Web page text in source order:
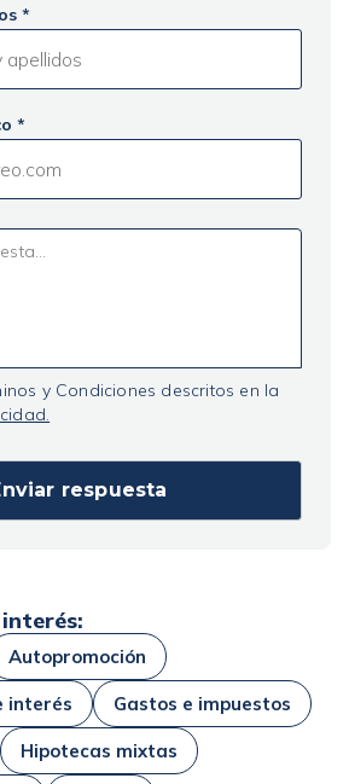
*
*
y Condiciones descritos en la
Autopromoción
interés Gastos e impuestos
Hipotecas mixtas